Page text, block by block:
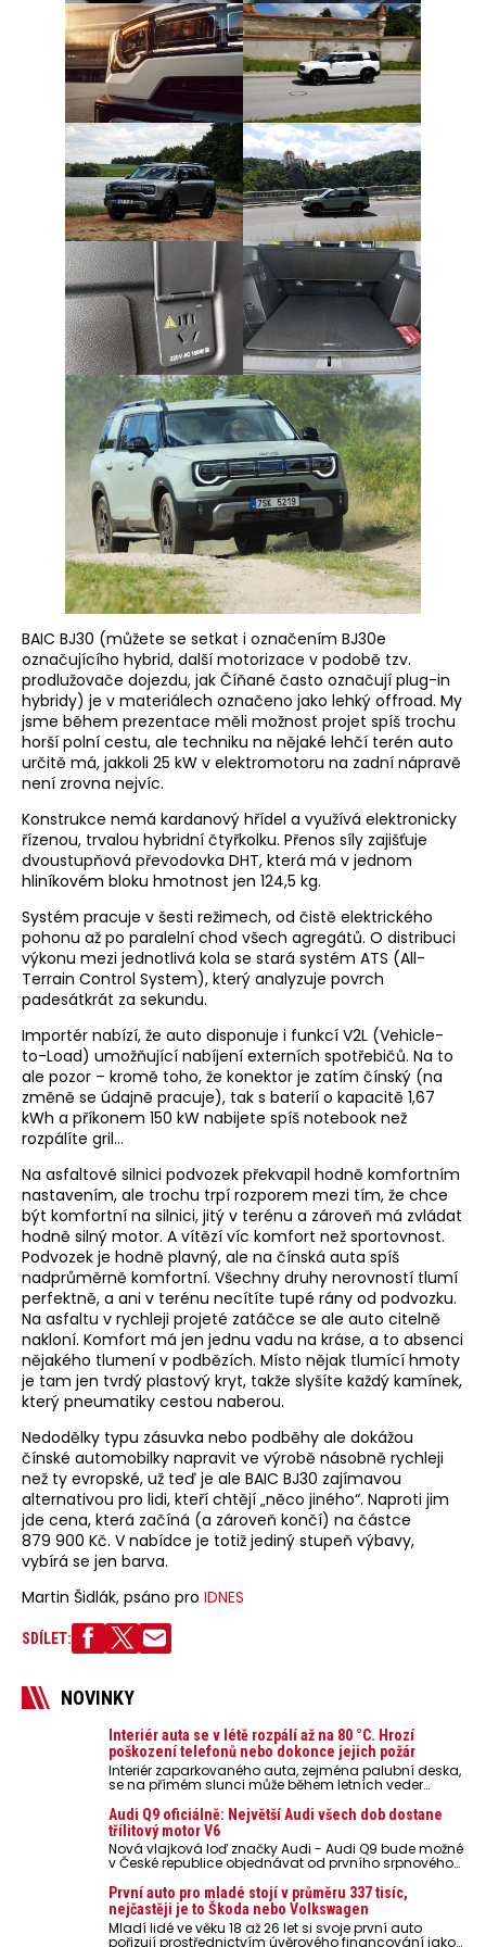
BAIC BJ30 (můžete se setkat i označením BJ30e
označujícího hybrid, další motorizace v podobě tzv.
prodlužovače dojezdu, jak Číňané často označují plug-in
hybridy) je v materiálech označeno jako lehký offroad. My
jsme během prezentace měli možnost projet spíš trochu
horší polní cestu, ale techniku na nějaké lehčí terén auto
určitě má, jakkoli 25 kW v elektromotoru na zadní nápravě
není zrovna nejvíc.
Konstrukce nemá kardanový hřídel a využívá elektronicky
řízenou, trvalou hybridní čtyřkolku. Přenos síly zajišťuje
dvoustupňová převodovka DHT, která má v jednom
hliníkovém bloku hmotnost jen 124,5 kg.
Systém pracuje v šesti režimech, od čistě elektrického
pohonu až po paralelní chod všech agregátů. O distribuci
výkonu mezi jednotlivá kola se stará systém ATS (All-
Terrain Control System), který analyzuje povrch
padesátkrát za sekundu.
Importér nabízí, že auto disponuje i funkcí V2L (Vehicle-
to-Load) umožňující nabíjení externích spotřebičů. Na to
ale pozor – kromě toho, že konektor je zatím čínský (na
změně se údajně pracuje), tak s baterií o kapacitě 1,67
kWh a příkonem 150 kW nabijete spíš notebook než
rozpálíte gril…
Na asfaltové silnici podvozek překvapil hodně komfortním
nastavením, ale trochu trpí rozporem mezi tím, že chce
být komfortní na silnici, jitý v terénu a zároveň má zvládat
hodně silný motor. A vítězí víc komfort než sportovnost.
Podvozek je hodně plavný, ale na čínská auta spíš
nadprůměrně komfortní. Všechny druhy nerovností tlumí
perfektně, a ani v terénu necítíte tupé rány od podvozku.
Na asfaltu v rychleji projeté zatáčce se ale auto citelně
nakloní. Komfort má jen jednu vadu na kráse, a to absenci
nějakého tlumení v podbězích. Místo nějak tlumící hmoty
je tam jen tvrdý plastový kryt, takže slyšíte každý kamínek,
který pneumatiky cestou naberou.
Nedodělky typu zásuvka nebo podběhy ale dokážou
čínské automobilky napravit ve výrobě násobně rychleji
než ty evropské, už teď je ale BAIC BJ30 zajímavou
alternativou pro lidi, kteří chtějí „něco jiného“. Naproti jim
jde cena, která začíná (a zároveň končí) na částce
879 900 Kč. V nabídce je totiž jediný stupeň výbavy,
vybírá se jen barva.
Martin Šidlák, psáno pro IDNES
SDÍLET:
NOVINKY
Interiér auta se v létě rozpálí až na 80 °C. Hrozí
poškození telefonů nebo dokonce jejich požár
Interiér zaparkovaného auta, zejména palubní deska,
se na přímém slunci může během letních veder
nebezpečí pro odložené mobilní telefony, powerbanky
nebo notebooky. Můžou urychlit stárnutí baterií,
poškodit elektroniku a ve výjimečných případech i
zvýšit riziko požáru.
Audi Q9 oficiálně: Největší Audi všech dob dostane
třílitový motor V6
Nová vlajková loď značky Audi - Audi Q9 bude možné
v České republice objednávat od prvního srpnového
První auto pro mladé stojí v průměru 337 tisíc,
nejčastěji je to Škoda nebo Volkswagen
Mladí lidé ve věku 18 až 26 let si svoje první auto
pořizují prostřednictvím úvěrového financování jako